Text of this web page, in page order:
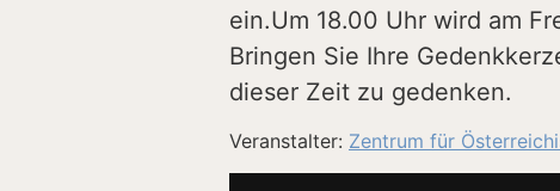
ein.Um 18.00 Uhr wird am
Bringen Sie Ihre
dieser Zeit zu gedenken.
Veranstalter: Zentrum für